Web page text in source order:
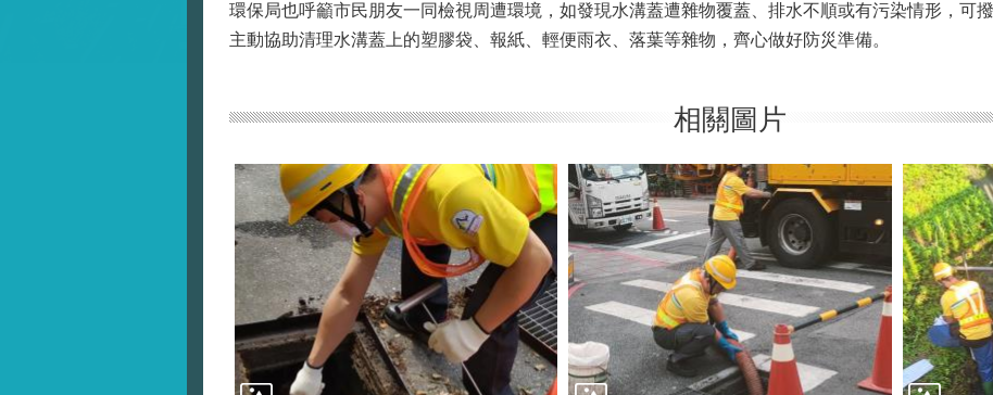
環保局也呼籲市民朋友一同檢視周遭環境，如發現水溝蓋遭雜物覆蓋、排水不順或有污染情形，可
主動協助清理水溝蓋上的塑膠袋、報紙、輕便雨衣、落葉等雜物，齊心做好防災準備。
相關圖片